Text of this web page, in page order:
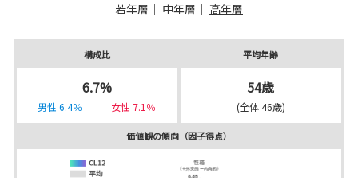
若年層 ｜ 中年層 ｜ 高年層
構成比
6.7%
男性 6.4％ 女性 7.1％
平均年齢
54歳
(全体 46歳)
価値観の傾向（因子得点）